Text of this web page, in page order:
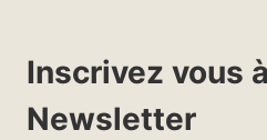
Inscrivez vous
Newsletter